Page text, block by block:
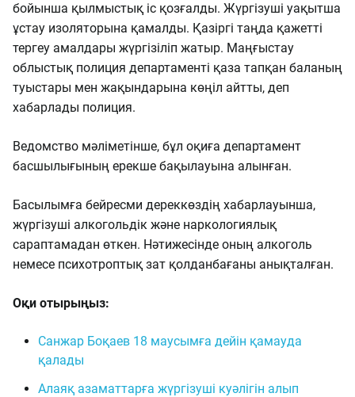
бойынша қылмыстық іс қозғалды. Жүргізуші уақытша
ұстау изоляторына қамалды. Қазіргі таңда қажетті
тергеу амалдары жүргізіліп жатыр. Маңғыстау
облыстық полиция департаменті қаза тапқан баланың
туыстары мен жақындарына көңіл айтты, деп
хабарлады полиция.
Ведомство мәліметінше, бұл оқиға департамент
басшылығының ерекше бақылауына алынған.
Басылымға бейресми дереккөздің хабарлауынша,
жүргізуші алкогольдік және наркологиялық
сараптамадан өткен. Нәтижесінде оның алкоголь
немесе психотроптық зат қолданбағаны анықталған.
Оқи отырыңыз:
Санжар Боқаев 18 маусымға дейін қамауда
қалады
Алаяқ азаматтарға жүргізуші куәлігін алып